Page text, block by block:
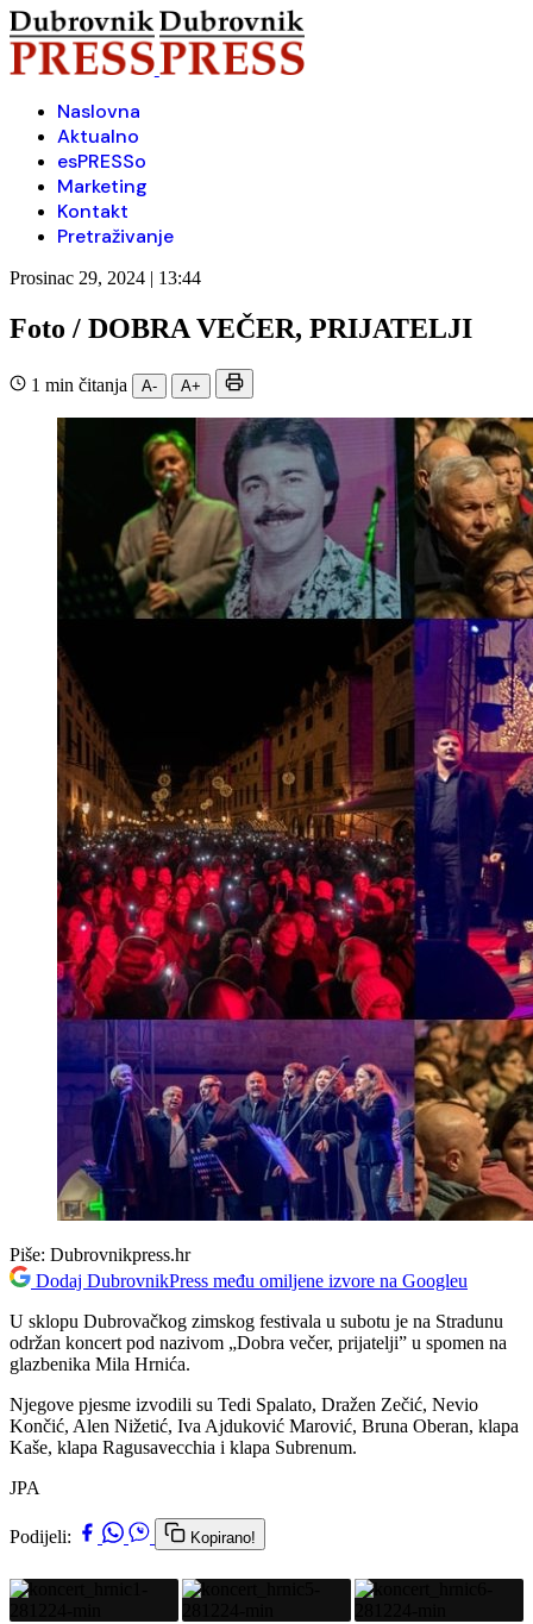
Naslovna
Aktualno
esPRESSo
Marketing
Kontakt
Pretraživanje
Prosinac 29, 2024 | 13:44
Foto / DOBRA VEČER, PRIJATELJI
1 min čitanja A- A+
Piše: Dubrovnikpress.hr
Dodaj DubrovnikPress među omiljene izvore na Googleu
U sklopu Dubrovačkog zimskog festivala u subotu je na Stradunu
održan koncert pod nazivom „Dobra večer, prijatelji” u spomen na
glazbenika Mila Hrnića.
Njegove pjesme izvodili su Tedi Spalato, Dražen Zečić, Nevio
Končić, Alen Nižetić, Iva Ajduković Marović, Bruna Oberan, klapa
Kaše, klapa Ragusavecchia i klapa Subrenum.
JPA
Podijeli: Kopirano!